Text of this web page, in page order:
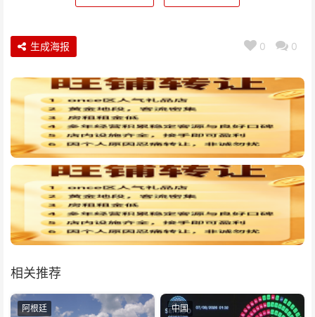
0 0
生成海报
相关推荐
阿根廷 中国